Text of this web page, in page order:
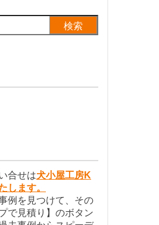
合せは犬小屋工房K
します。
例を見つけて、その
で見積り】のボタン